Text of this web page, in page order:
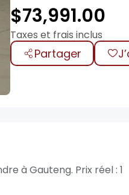
$73,991.00
Taxes et frais inclus
Partager
à Gauteng. Prix réel : 1